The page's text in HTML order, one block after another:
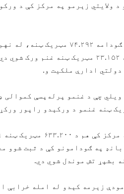
ولایتي زېرمو په مرکز کې د
مټریک ټنه او له درېیم نمبر ګودامه ۲۳.۱۵۲
ادارې ملکیت و.
چې د غنمو پرله‌پسې کموالی
بل لور ته، د سوات د ولایتي
په ګودامونو کې د ثبت شوو
بشپړ تش موندل شوي دي.
زېرمه کېدو له امله خرابې